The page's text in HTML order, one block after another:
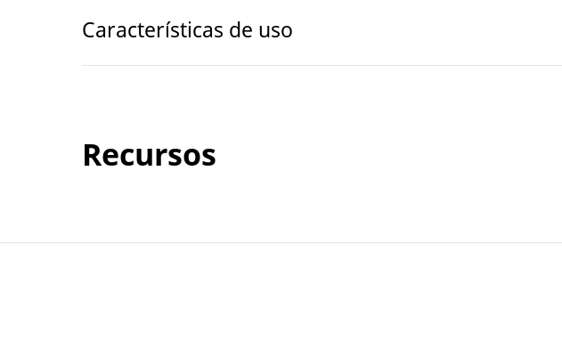
Características de uso
Recursos